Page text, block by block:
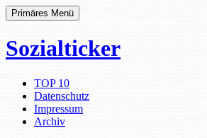
Primäres Menü
Sozialticker
TOP 10
Datenschutz
Impressum
Archiv